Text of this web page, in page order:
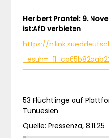
Heribert Prantel: 9.
ist:AfD verbieten
https://
53 Flüchtlinge auf
Tunuesien
Quelle: Pressenza, 8.11.25